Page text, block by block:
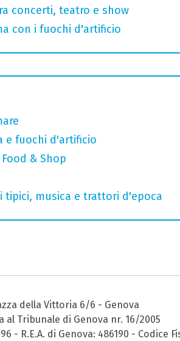
concerti, teatro e show
con i fuochi d'artificio
e fuochi d'artificio
& Shop
tipici, musica e trattori d'epoca
della Vittoria 6/6 - Genova
Tribunale di Genova nr. 16/2005
R.E.A. di Genova: 486190 - Codice